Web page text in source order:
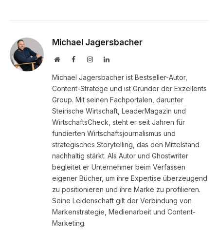
Michael Jagersbacher
WebsiteFacebookInstagramLinkedIn
Michael Jagersbacher ist Bestseller-Autor,
Content-Stratege und ist Gründer der Exzellents
Group. Mit seinen Fachportalen, darunter
Steirische Wirtschaft, LeaderMagazin und
WirtschaftsCheck, steht er seit Jahren für
fundierten Wirtschaftsjournalismus und
strategisches Storytelling, das den Mittelstand
nachhaltig stärkt. Als Autor und Ghostwriter
begleitet er Unternehmer beim Verfassen
eigener Bücher, um ihre Expertise überzeugend
zu positionieren und ihre Marke zu profilieren.
Seine Leidenschaft gilt der Verbindung von
Markenstrategie, Medienarbeit und Content-
Marketing.